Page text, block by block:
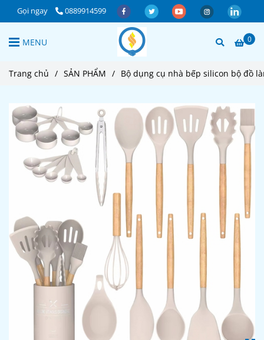
Gọi ngay 0889914599
0
MENU
Trang chủ / SẢN PHẨM / Bộ dụng cụ nhà bếp silicon bộ đồ